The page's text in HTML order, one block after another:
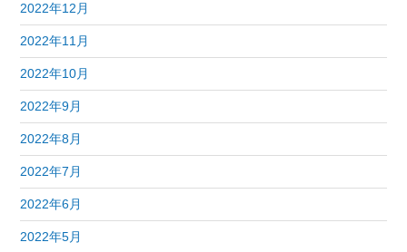
2022年12月
2022年11月
2022年10月
2022年9月
2022年8月
2022年7月
2022年6月
2022年5月